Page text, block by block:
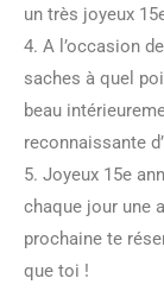
un très joyeux
4. A l’occasion
saches à quel
beau
reconnaissante
5. Joyeux 15e
chaque jour une
prochaine te
que toi !